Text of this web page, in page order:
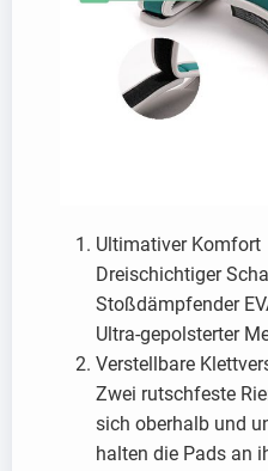
Ultimativer Komfort
Dreischichtiger
Stoßdämpfender
Ultra-gepolsterter
Verstellbare
Zwei rutschfeste
sich oberhalb und
halten die Pads an